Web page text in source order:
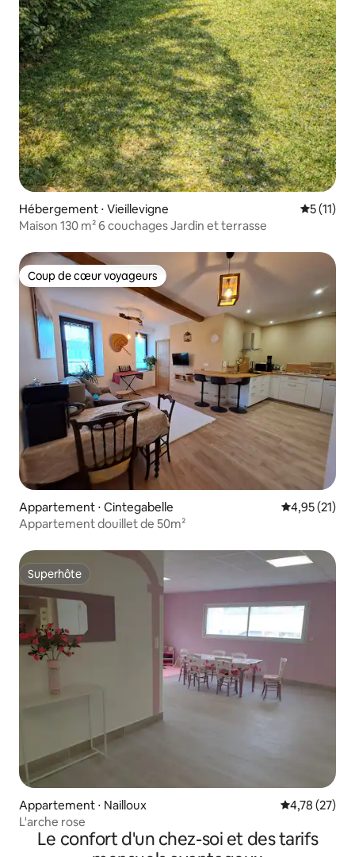
Hébergement ⋅ Vieillevigne
5 (11)
Maison 130 m² 6 couchages Jardin et terrasse
Coup de cœur voyageurs
Coup de cœur voyageurs
Appartement ⋅ Cintegabelle Évaluation
4,95 (21)
Appartement douillet de 50m²
Superhôte
Superhôte
Appartement ⋅ Nailloux Évaluation
4,78 (27)
L'arche rose
Le confort d'un chez-soi et des tarifs